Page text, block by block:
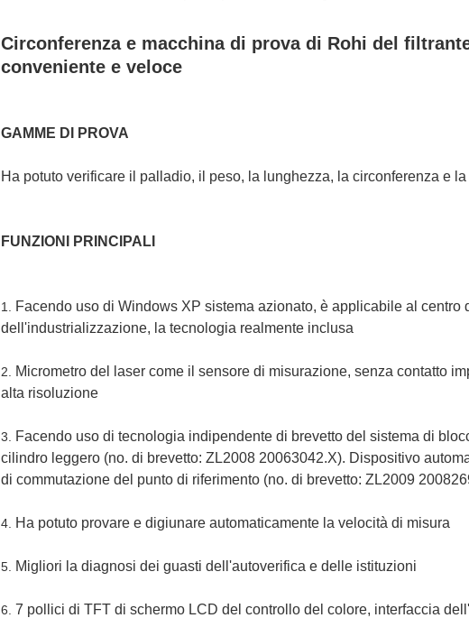
Circonferenza e macchina di prova di Rohi del
conveniente e veloce
GAMME DI PROVA
Ha potuto verificare il palladio, il peso, la lunghezza, la circonferenza e la
FUNZIONI PRINCIPALI
1.
Facendo uso di Windows XP sistema azionato, è applicabile al centro
dell'industrializzazione, la tecnologia realmente inclusa
2.
Micrometro del laser come il sensore di misurazione, senza contatto
alta risoluzione
3.
Facendo uso di tecnologia indipendente di brevetto del sistema di
cilindro leggero (no. di brevetto: ZL2008 20063042.X). Dispositivo
di commutazione del punto di riferimento (no. di brevetto: ZL2009
4. Ha potuto provare e digiunare automaticamente la velocità di misura
5. Migliori la diagnosi dei guasti dell'autoverifica e delle istituzioni
6. 7 pollici di TFT di schermo LCD del controllo del colore, interfaccia